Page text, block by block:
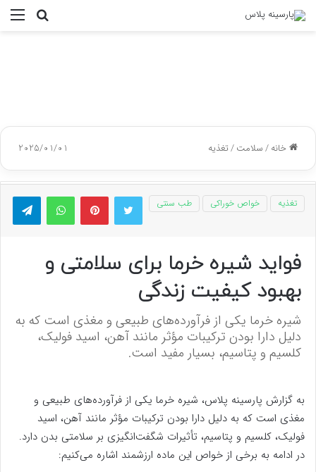
جستجو
خانه/سلامت/تغذیه 2025/01/01
توییتر پینتریستواتس آپ
تغذیه خواص خوراکی طب سنتی
فواید شیره خرما برای سلامتی و
بهبود کیفیت زندگی
شیره خرما یکی از فرآورده‌های طبیعی و مغذی است که به
دلیل دارا بودن ترکیبات مؤثر مانند آهن، اسید فولیک،
کلسیم و پتاسیم، بسیار مفید است.
به گزارش پارسینه پلاس، شیره خرما یکی از فرآورده‌های طبیعی و
مغذی است که به دلیل دارا بودن ترکیبات مؤثر مانند آهن، اسید
فولیک، کلسیم و پتاسیم، تأثیرات شگفت‌انگیزی بر سلامتی بدن دارد.
در ادامه به برخی از خواص این ماده ارزشمند اشاره می‌کنیم: